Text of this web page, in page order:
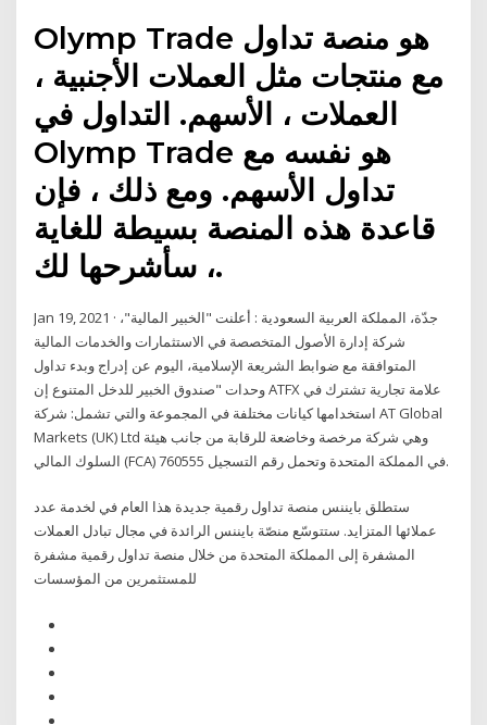
Olymp Trade هو منصة تداول
مع منتجات مثل العملات الأجنبية ،
العملات ، الأسهم. التداول في
Olymp Trade هو نفسه مع
تداول الأسهم. ومع ذلك ، فإن
قاعدة هذه المنصة بسيطة للغاية
، سأشرحها لك.
Jan 19, 2021 · جدّة، المملكة العربية السعودية : أعلنت "الخبير المالية"،
شركة إدارة الأصول المتخصصة في الاستثمارات والخدمات المالية
المتوافقة مع ضوابط الشريعة الإسلامية، اليوم عن إدراج وبدء تداول
وحدات "صندوق الخبير للدخل المتنوع إن ATFX علامة تجارية تشترك في
استخدامها كيانات مختلفة في المجموعة والتي تشمل: شركة AT Global
Markets (UK) Ltd وهي شركة مرخصة وخاضعة للرقابة من جانب هيئة
السلوك المالي (FCA) في المملكة المتحدة وتحمل رقم التسجيل 760555.
ستطلق بايننس منصة تداول رقمية جديدة هذا العام في لخدمة عدد
عملائها المتزايد. ستتوسّع منصّة بايننس الرائدة في مجال تبادل العملات
المشفرة إلى المملكة المتحدة من خلال منصة تداول رقمية مشفرة
للمستثمرين من المؤسسات